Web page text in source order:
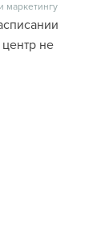
маркетингу
не